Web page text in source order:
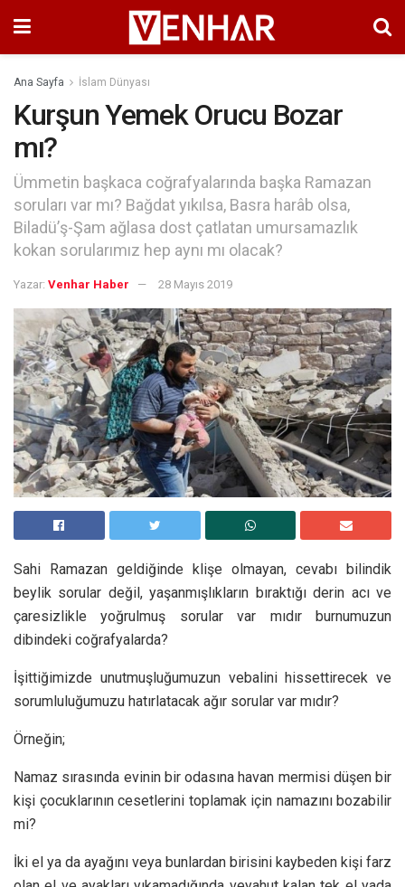
Ana Sayfa İslam Dünyası
Kurşun Yemek Orucu Bozar
mı?
Ümmetin başkaca coğrafyalarında başka Ramazan
soruları var mı? Bağdat yıkılsa, Basra harâb olsa,
Biladü’ş-Şam ağlasa dost çatlatan umursamazlık
kokan sorularımız hep aynı mı olacak?
Yazar: Venhar Haber 28 Mayıs 2019
Sahi Ramazan geldiğinde klişe olmayan, cevabı bilindik
beylik sorular değil, yaşanmışlıkların bıraktığı derin acı ve
çaresizlikle yoğrulmuş sorular var mıdır burnumuzun
dibindeki coğrafyalarda?
İşittiğimizde unutmuşluğumuzun vebalini hissettirecek ve
sorumluluğumuzu hatırlatacak ağır sorular var mıdır?
Örneğin;
Namaz sırasında evinin bir odasına havan mermisi düşen bir
kişi çocuklarının cesetlerini toplamak için namazını bozabilir
mi?
İki el ya da ayağını veya bunlardan birisini kaybeden kişi farz